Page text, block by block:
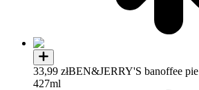
33,99 złBEN&JERRY'S banoffee pie
427ml